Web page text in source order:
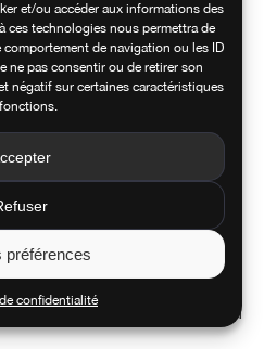
et/ou accéder aux informations des
ces technologies nous permettra de
de navigation ou les ID
ne pas consentir ou de retirer son
négatif sur certaines caractéristiques
préférences
confidentialité
valeur exponentielle. Plutôt
les interfaces de
pour suivre les différents
multi-sites, les équipes
de l’ensemble des
de données
en pilotage stratégique,
en un coup d’œil les
celles en cours
nécessitant une attention